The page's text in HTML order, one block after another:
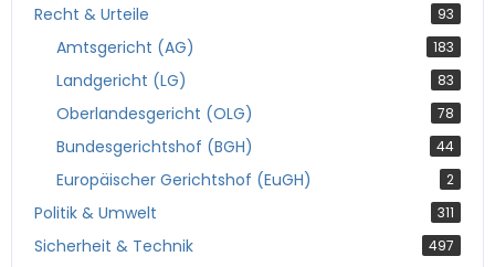
Recht & Urteile 93
Amtsgericht (AG) 183
Landgericht (LG) 83
Oberlandesgericht (OLG) 78
Bundesgerichtshof (BGH) 44
Europäischer Gerichtshof (EuGH) 2
Politik & Umwelt 311
Sicherheit & Technik 497